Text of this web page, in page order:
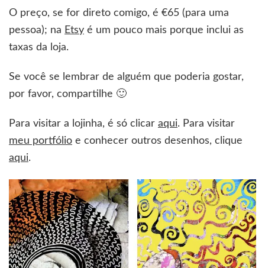
O preço, se for direto comigo, é €65 (para uma
pessoa); na Etsy é um pouco mais porque inclui as
taxas da loja.
Se você se lembrar de alguém que poderia gostar,
por favor, compartilhe 🙂
Para visitar a lojinha, é só clicar aqui. Para visitar
meu portfólio e conhecer outros desenhos, clique
aqui.